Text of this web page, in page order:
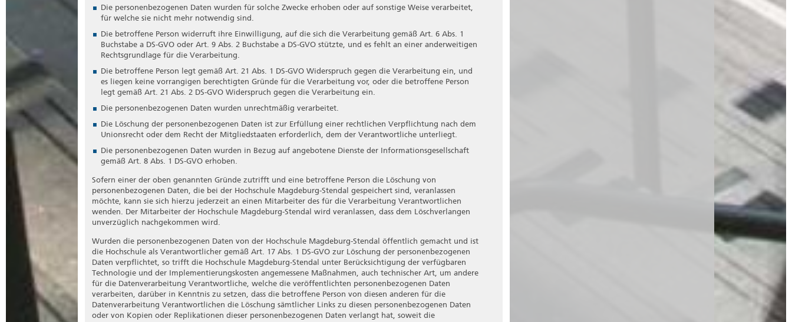
Die personenbezogenen Daten wurden für solche Zwecke erhoben oder auf sonstige Weise verarbeitet,
für welche sie nicht mehr notwendig sind.
Die betroffene Person widerruft ihre Einwilligung, auf die sich die Verarbeitung gemäß Art. 6 Abs. 1
Buchstabe a DS-GVO oder Art. 9 Abs. 2 Buchstabe a DS-GVO stützte, und es fehlt an einer anderweitigen
Rechtsgrundlage für die Verarbeitung.
Die betroffene Person legt gemäß Art. 21 Abs. 1 DS-GVO Widerspruch gegen die Verarbeitung ein, und
es liegen keine vorrangigen berechtigten Gründe für die Verarbeitung vor, oder die betroffene Person
legt gemäß Art. 21 Abs. 2 DS-GVO Widerspruch gegen die Verarbeitung ein.
Die personenbezogenen Daten wurden unrechtmäßig verarbeitet.
Die Löschung der personenbezogenen Daten ist zur Erfüllung einer rechtlichen Verpflichtung nach dem
Unionsrecht oder dem Recht der Mitgliedstaaten erforderlich, dem der Verantwortliche unterliegt.
Die personenbezogenen Daten wurden in Bezug auf angebotene Dienste der Informationsgesellschaft
gemäß Art. 8 Abs. 1 DS-GVO erhoben.
Sofern einer der oben genannten Gründe zutrifft und eine betroffene Person die Löschung von
personenbezogenen Daten, die bei der Hochschule Magdeburg-Stendal gespeichert sind, veranlassen
möchte, kann sie sich hierzu jederzeit an einen Mitarbeiter des für die Verarbeitung Verantwortlichen
wenden. Der Mitarbeiter der Hochschule Magdeburg-Stendal wird veranlassen, dass dem Löschverlangen
unverzüglich nachgekommen wird.
Wurden die personenbezogenen Daten von der Hochschule Magdeburg-Stendal öffentlich gemacht und ist
die Hochschule als Verantwortlicher gemäß Art. 17 Abs. 1 DS-GVO zur Löschung der personenbezogenen
Daten verpflichtet, so trifft die Hochschule Magdeburg-Stendal unter Berücksichtigung der verfügbaren
Technologie und der Implementierungskosten angemessene Maßnahmen, auch technischer Art, um andere
für die Datenverarbeitung Verantwortliche, welche die veröffentlichten personenbezogenen Daten
verarbeiten, darüber in Kenntnis zu setzen, dass die betroffene Person von diesen anderen für die
Datenverarbeitung Verantwortlichen die Löschung sämtlicher Links zu diesen personenbezogenen Daten
oder von Kopien oder Replikationen dieser personenbezogenen Daten verlangt hat, soweit die